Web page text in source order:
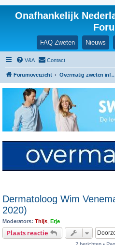
Onafhankelijk
FAQ Zweten Nieuws
V&A Contact
Forumoverzicht Overmatig zweten
Dermatoloog Wim
2020)
Moderators: Thijs Erje
Plaats reactie